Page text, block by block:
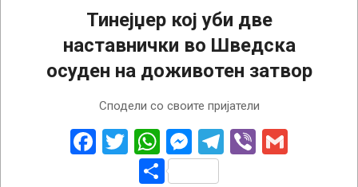
Тинејџер кој уби две
наставнички во Шведска
осуден на доживотен затвор
Сподели со своите пријатели
Facebook
Twitter
WhatsApp
Messenger
Telegram
Viber
Share